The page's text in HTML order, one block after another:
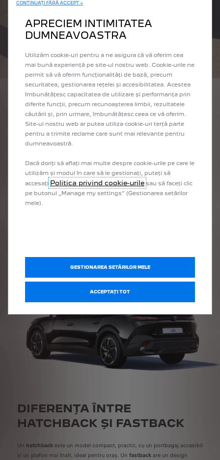
CARE SUNT AVANTAJELE
UNUI FASTBACK?
Profită la maximum de numeroasele avantaje ale modelelor PEUGEOT
Consum redus de combustibil și stabilitate crescută datorită
aerodinamicii;
Portbagaj mai spațios cu acces mai ușor datorită hayonului;
DIFERENȚA ÎNTRE
HATCHBACK ȘI FASTBACK
Un hatchback este un model compact, practic, cu un portbagaj accesibil
și un plafon mai înalt, ideal pentru oraș. Un fastbackare un design
CONTINUAȚI FĂRĂ ACCEPT →
APRECIEM INTIMITATEA
DUMNEAVOASTRA
Utilizăm cookie-uri pentru a ne asigura că vă oferim cea
mai bună experiență pe site-ul nostru web. Cookie-urile ne
permit să vă oferim funcționalități de bază, precum
securitatea, gestionarea rețelei și accesibilitatea. Acestea
îmbunătățesc capacitatea de utilizare și performanța prin
diferite funcții, precum recunoașterea limbii, rezultatele
căutării și, prin urmare, îmbunătățesc ceea ce vă oferim.
Site-ul nostru web ar putea utiliza cookie-uri terță parte
pentru a trimite reclame care sunt mai relevante pentru
dumneavoastră.
Dacă doriți să aflați mai multe despre cookie-urile pe care le
utilizăm și modul în care să le gestionați, puteți să
accesați Politica privind cookie-urile sau să faceți clic
pe butonul „Manage my settings” (Gestionarea setărilor
mele).
GESTIONAREA SETĂRILOR MELE
ACCEPTAȚI TOT